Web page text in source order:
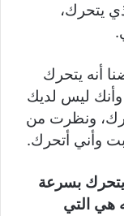
يتحرك،
أنه يتحرك
وأنك ليس لديك
ونظرت من
وأني أتحرك.
يتحرك بسرعة
هي التي